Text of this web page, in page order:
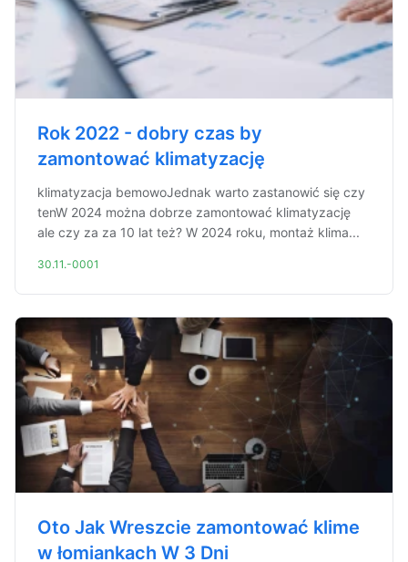
Rok 2022 - dobry czas by
zamontować klimatyzację
klimatyzacja bemowoJednak warto zastanowić się czy
tenW 2024 można dobrze zamontować klimatyzację
ale czy za za 10 lat też? W 2024 roku, montaż klima...
30.11.-0001
Oto Jak Wreszcie zamontować klime
w łomiankach W 3 Dni